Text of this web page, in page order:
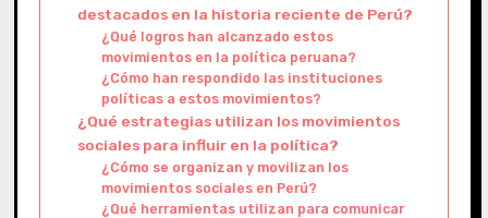
destacados en la historia reciente de Perú?
¿Qué logros han alcanzado estos
movimientos en la política peruana?
¿Cómo han respondido las instituciones
políticas a estos movimientos?
¿Qué estrategias utilizan los movimientos
sociales para influir en la política?
¿Cómo se organizan y movilizan los
movimientos sociales en Perú?
¿Qué herramientas utilizan para comunicar